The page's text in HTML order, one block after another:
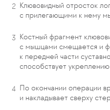
Клювовидный отросток
с прилегающими к нему
Костный фрагмент
с мышцами смещается и
к передней части
способствует
По окончании операции
и накладывает сверху